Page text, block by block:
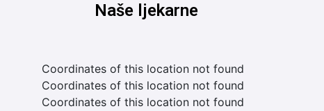
Naše ljekarne
Coordinates of this location not found
Coordinates of this location not found
Coordinates of this location not found